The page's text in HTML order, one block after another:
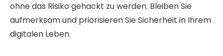
ohne das Risiko gehackt zu werden. Bleiben Sie
aufmerksam und priorisieren Sie Sicherheit in Ihrem
digitalen Leben.